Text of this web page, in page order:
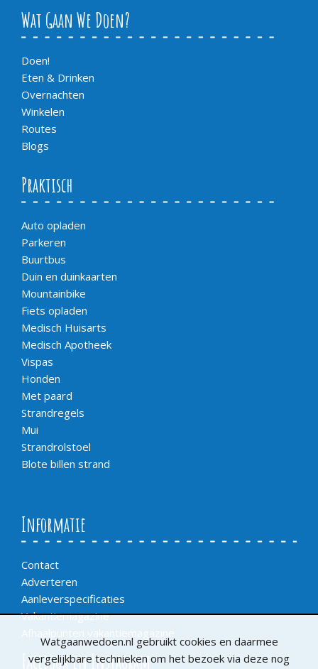
Wat Gaan We Doen?
Doen!
Eten & Drinken
Overnachten
Winkelen
Routes
Blogs
Praktisch
Auto opladen
Parkeren
Buurtbus
Duin en duinkaarten
Mountainbike
Fiets opladen
Medisch Huisarts
Medisch Apotheek
Vispas
Honden
Met paard
Strandregels
Mui
Strandrolstoel
Blote billen strand
Informatie
Contact
Adverteren
Aanleverspecificaties
Vakantiemagazine
Afhaalpunten vakantiemagazine
Facebook en Instagram
Watgaanwedoen.nl gebruikt cookies en daarmee
vergelijkbare technieken om het bezoek via deze nog